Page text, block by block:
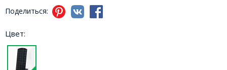
Поделиться:
Цвет: